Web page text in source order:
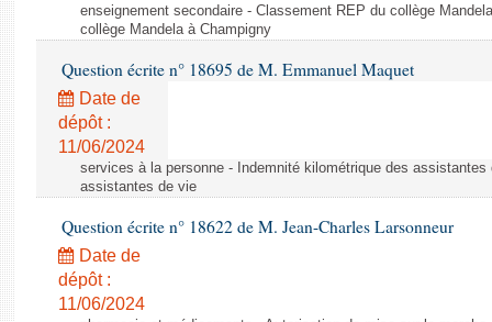
enseignement secondaire - Classement REP du collège
collège Mandela à Champigny
Question écrite n° 18695 de M. Emmanuel Maquet
Date de
dépôt :
11/06/2024
services à la personne - Indemnité kilométrique des
assistantes de vie
Question écrite n° 18622 de M. Jean-Charles Larsonneur
Date de
dépôt :
11/06/2024